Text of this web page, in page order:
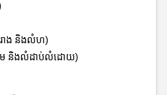
រាង និងលំហ)
និងលំដាប់លំដោយ)